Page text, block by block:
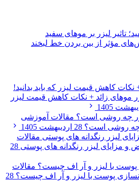
تاثیر لیزر بر موهای سفید
مؤثر از بین بردن خط لبخند
موهای زائد + نکات کاهش قیمت لیزر
مقالات آموزشی
چه روشی است؟ 28 اردیبهشت 1405
مقالات
و مزایای لیزر رنگدانه های پوستی 28
مقالات
پوست با لیزر و آر اف چیست؟ 28